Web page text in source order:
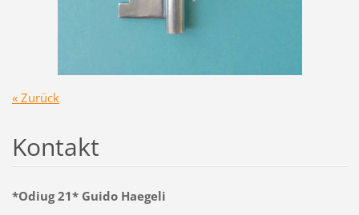
« Zurück
Kontakt
*Odiug 21* Guido Haegeli